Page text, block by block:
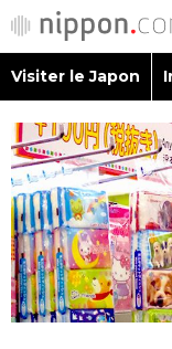
Visiter le Japon
Infos de base
Visiter le Japon